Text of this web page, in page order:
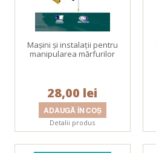
Mașini și instalații pentru
manipularea mărfurilor
28,00 lei
Detalii produs